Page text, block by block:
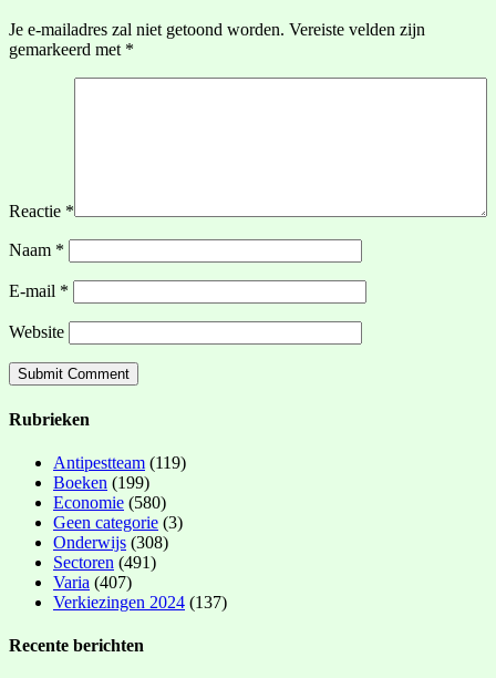
Je e-mailadres zal niet getoond worden. Vereiste velden zijn
gemarkeerd met *
Reactie *
Naam *
E-mail *
Website
Rubrieken
Antipestteam (119)
Boeken (199)
Economie (580)
Geen categorie (3)
Onderwijs (308)
Sectoren (491)
Varia (407)
Verkiezingen 2024 (137)
Recente berichten